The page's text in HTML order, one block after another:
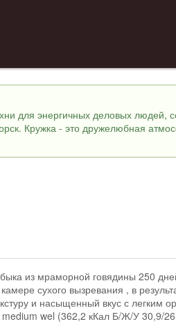
для энергичных деловых людей,
Кружка - это дружелюбная
из мраморной говядины 250
сухого вызревания , в
и насыщенный вкус с легким
medium wel (362,2 кКал Б/Ж/У 30,9/